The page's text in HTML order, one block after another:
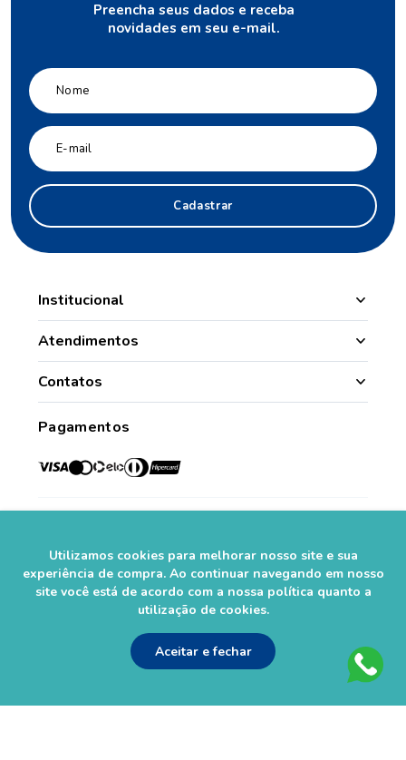
Utilizamos cookies para melhorar nosso site e sua
experiência de compra. Ao continuar navegando em nosso
site você está de acordo com a nossa política quanto a
utilização de cookies.
Aceitar e fechar
Preencha seus dados e receba
novidades em seu e-mail.
Cadastrar
Institucional
Manipulação
Quem Somos
Convênios
Crediário Web
Atendimentos
Nossas Lojas
Minha Conta
Histórico de Pedidos
Lista de Desejos
Fale Conosco
Seja um Franqueado
Perguntas Frequentes
Contatos
Para todo o Brasil (whatsapp)
sac@farmasaorafaelcom.br
de segunda a sexta-feira.*
Pagamentos